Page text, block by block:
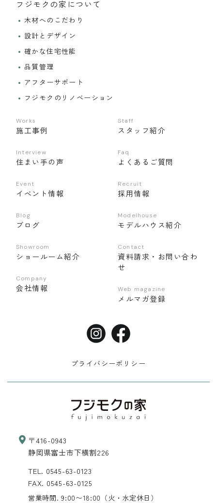
〒416-0943
静岡県富士市下横割226
TEL. 0545-63-0123
FAX. 0545-63-0125
営業時間. 9:00〜18:00 （火・水定休日）
プライバシーポリシー
フジモクの家について
木材へのこだわり
設計とデザイン
確かな住宅性能
品質管理
アフターサポート
フジモクのリノベーション
Works
施工事例
Interview
住まい手の声
Event
イベント情報
Blog
ブログ
Showroom
ショールーム紹介
Company
会社情報
Staff
スタッフ紹介
Faq
よくあるご質問
Recruit
採用情報
Modelhouse
モデルハウス紹介
Contact
資料請求・お問い合わ
せ
Web magazine
メルマガ登録